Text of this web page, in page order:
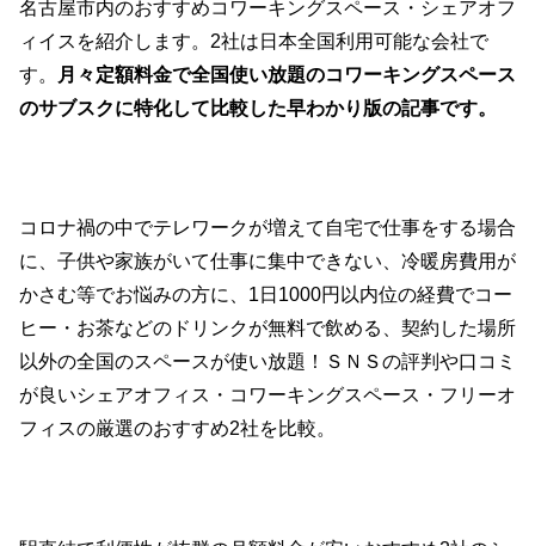
名古屋市内のおすすめコワーキングスペース・シェアオフ
ィイスを紹介します。2社は日本全国利用可能な会社で
す。
月々定額料金で全国使い放題のコワーキングスペース
のサブスクに特化して比較した早わかり版の記事です。
コロナ禍の中でテレワークが増えて自宅で仕事をする場合
に、子供や家族がいて仕事に集中できない、冷暖房費用が
かさむ等でお悩みの方に、1日1000円以内位の経費でコー
ヒー・お茶などのドリンクが無料で飲める、契約した場所
以外の全国のスペースが使い放題！ＳＮＳの評判や口コミ
が良いシェアオフィス・コワーキングスペース・フリーオ
フィスの厳選のおすすめ2社を比較。